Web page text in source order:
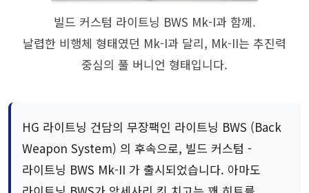
빌드 커스텀 라이트닝 BWS Mk-I과 함께.
날렵한 비행체 형태였던 Mk-I과 달리, Mk-II는 추진력
중심의 풀 버니언 형태입니다.
HG 라이트닝 건담의 무장팩인 라이트닝 BWS (Back
Weapon System) 의 후속으로, 빌드 커스텀 -
라이트닝 BWS Mk-II 가 출시되었습니다. 아마도